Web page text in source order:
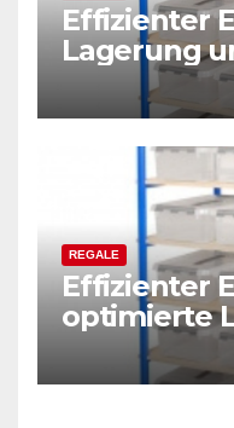
Effizienter
Lagerung
REGALE
Effizienter
optimierte